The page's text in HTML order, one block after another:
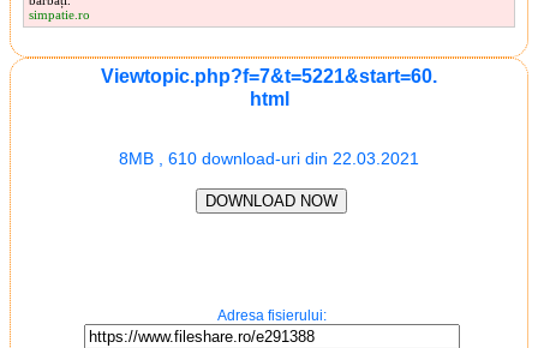
simpatie.ro
Viewtopic.php?f=7&t=5221&start=60.
html
8MB , 610 download-uri din 22.03.2021
Adresa fisierului: